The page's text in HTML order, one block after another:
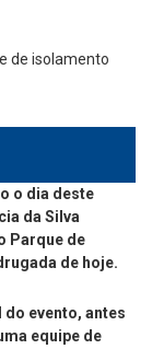
o dia deste
da Silva
Parque de
de hoje.
do evento, antes
equipe de